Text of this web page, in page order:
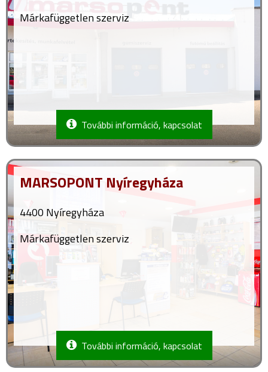
Márkafüggetlen szerviz
További információ, kapcsolat
MARSOPONT Nyíregyháza
4400 Nyíregyháza
Márkafüggetlen szerviz
További információ, kapcsolat